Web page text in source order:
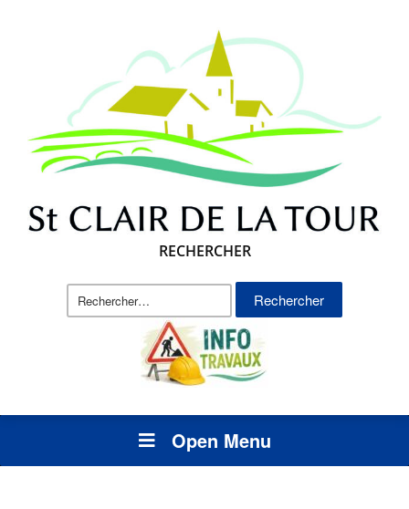
RECHERCHER
Rechercher :
Open Menu